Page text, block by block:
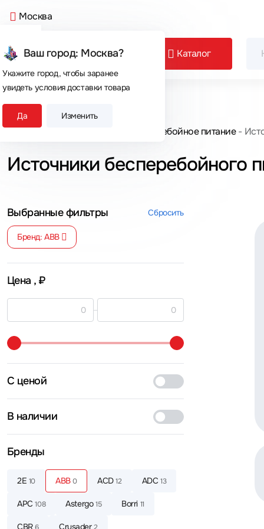
Москва
Ваш город: Москва?
Укажите город, чтобы заранее
увидеть условия доставки товара
Да Изменить
Каталог
Сегодня покупают
Главная Бесперебойное питание
Источники бесперебойного
Выбранные фильтры Сбросить
Бренд: ABB
Цена , ₽
С ценой
В наличии
Бренды
2E 10 ABB0 ACD12 ADC 13
APC108 Astergo15 Borri 11
CBR Crusader